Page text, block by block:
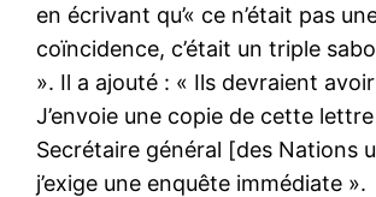
en écrivant qu’« ce n’était pas
coïncidence, c’était un triple
». Il a ajouté : « Ils devraient
J’envoie une copie de cette lettre
Secrétaire général [des Nations
j’exige une enquête immédiate ».